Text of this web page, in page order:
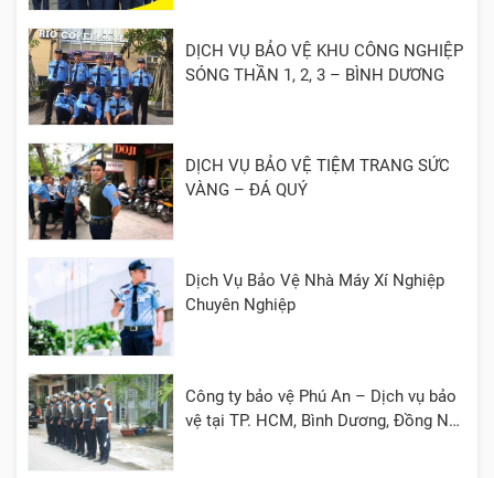
DỊCH VỤ BẢO VỆ KHU CÔNG NGHIỆP
SÓNG THẦN 1, 2, 3 – BÌNH DƯƠNG
DỊCH VỤ BẢO VỆ TIỆM TRANG SỨC
VÀNG – ĐÁ QUÝ
Dịch Vụ Bảo Vệ Nhà Máy Xí Nghiệp
Chuyên Nghiệp
Công ty bảo vệ Phú An – Dịch vụ bảo
vệ tại TP. HCM, Bình Dương, Đồng Nai,